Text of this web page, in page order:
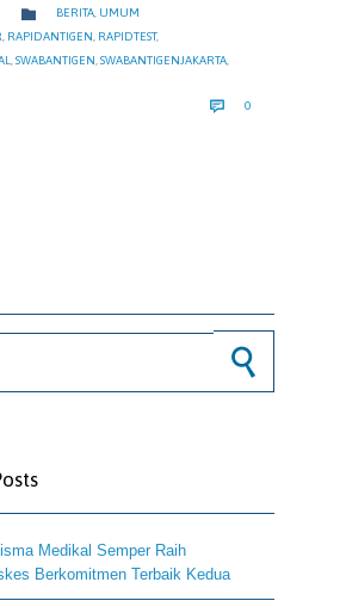
 CATEGORY
BERITA, UMUM
, RAPIDANTIGEN, RAPIDTEST,
SWABANTIGEN SWABANTIGENJAKARTA
 0
Medikal Semper Raih
Berkomitmen Terbaik Kedua